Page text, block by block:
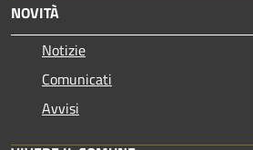
NOVITÀ
Notizie
Comunicati
Avvisi